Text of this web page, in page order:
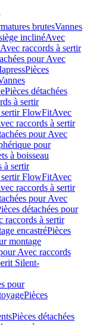
brutesVannes
inclinéAvec
raccords à sertir
pour Avec
Pièces
Pièces détachées
à sertir
sertir FlowFitAvec
raccords à sertir
pour Avec
pour
à boisseau
à sertir
sertir FlowFitAvec
raccords à sertir
pour Avec
détachées pour
raccords à sertir
encastréPièces
montage
Avec raccords
Silent-
pour
Pièces
Pièces détachées